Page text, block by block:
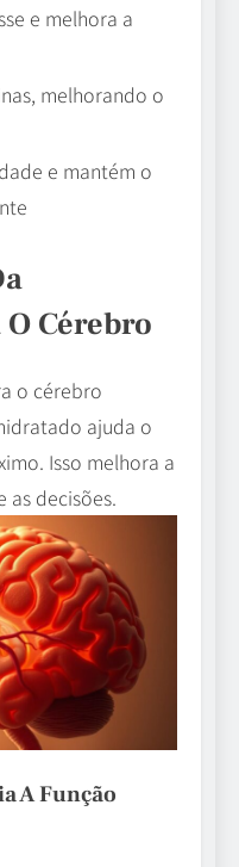
e melhora a
melhorando o
e mantém o
Cérebro
o cérebro
ajuda o
Isso melhora a
as decisões.
A Função